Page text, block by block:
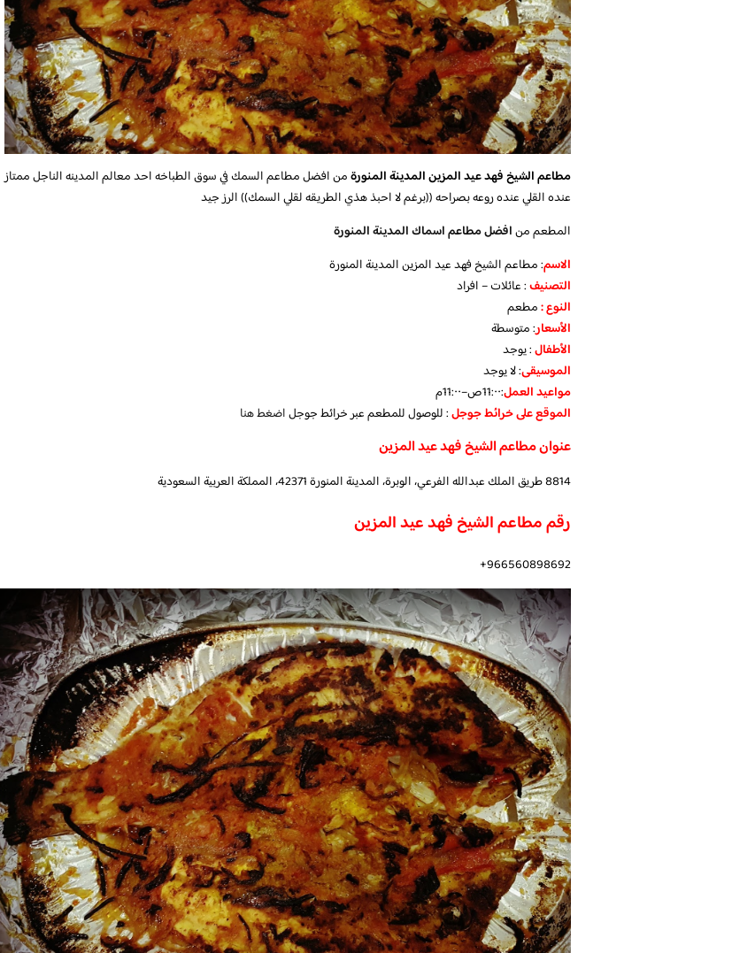
مطاعم الشيخ فهد عيد المزين المدينة المنورةمن افضل مطاعم السمك في سوق الطباخه احد معالم المدينه الناجل ممتاز
عنده القلي عنده روعه بصراحه ((برغم لا احبذ هذي الطريقه لقلي السمك)) الرز جيد
المطعم منافضل مطاعم اسماك المدينة المنورة
الاسم: مطاعم الشيخ فهد عيد المزين المدينة المنورة
التصنيف: عائلات – افراد
النوع :مطعم
الأسعار:متوسطة
الأطفال:يوجد
الموسيقى:لا يوجد
مواعيد العمل:11:٠٠ص–11:٠٠م
الموقع على خرائط جوجل: للوصول للمطعم عبر خرائط جوجلاضغط هنا
عنوان مطاعم الشيخ فهد عيد المزين
8814 طريق الملك عبدالله الفرعي، الوبرة، المدينة المنورة 42371، المملكة العربية السعودية
رقم مطاعم الشيخ فهد عيد المزين
966560898692+